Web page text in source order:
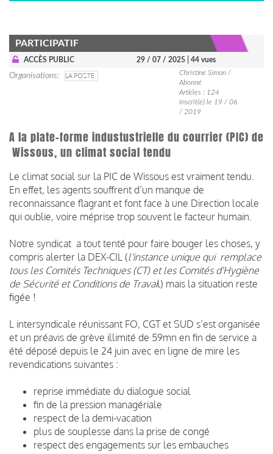
PARTICIPATIF
ACCÈS PUBLIC 29 / 07 / 2025 | 44 vues
Organisations LA POSTE
Christine Simon /
Abonné
Articles : 124
Inscrit(e) le 19 / 06
/ 2019
A la plate-forme industustrielle du courrier (PIC) de
Wissous, un climat social tendu
Le climat social sur la PIC de Wissous est vraiment tendu.
En effet, les agents souffrent d’un manque de
reconnaissance flagrant et font face à une Direction locale
qui oublie, voire méprise trop souvent le facteur humain.
Notre syndicat a tout tenté pour faire bouger les choses, y
compris alerter la DEX-CIL (l'instance unique qui remplace
tous les Comités Techniques (CT) et les Comités d'Hygiène
de Sécurité et Conditions de Travail) mais la situation reste
figée !
L intersyndicale réunissant FO, CGT et SUD s’est organisée
et un préavis de grève illimité de 59mn en fin de service a
été déposé depuis le 24 juin avec en ligne de mire les
revendications suivantes :
reprise immédiate du dialogue social
fin de la pression managériale
respect de la demi-vacation
plus de souplesse dans la prise de congé
respect des engagements sur les embauches